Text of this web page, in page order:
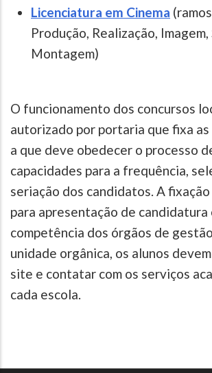
Licenciatura em Cinema
Produção, Realização, Imagem,
Montagem)
O funcionamento dos concursos
autorizado por portaria que fixa as
a que deve obedecer o processo
capacidades para a frequência,
seriação dos candidatos. A
para apresentação de candidatura
competência dos órgãos de
unidade orgânica, os alunos
site e contatar com os serviços
cada escola.